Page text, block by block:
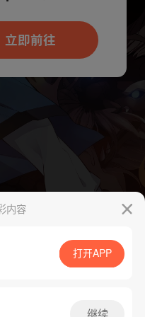
App免费看
内容
打开APP
继续
可打开App新用
看
立即前往